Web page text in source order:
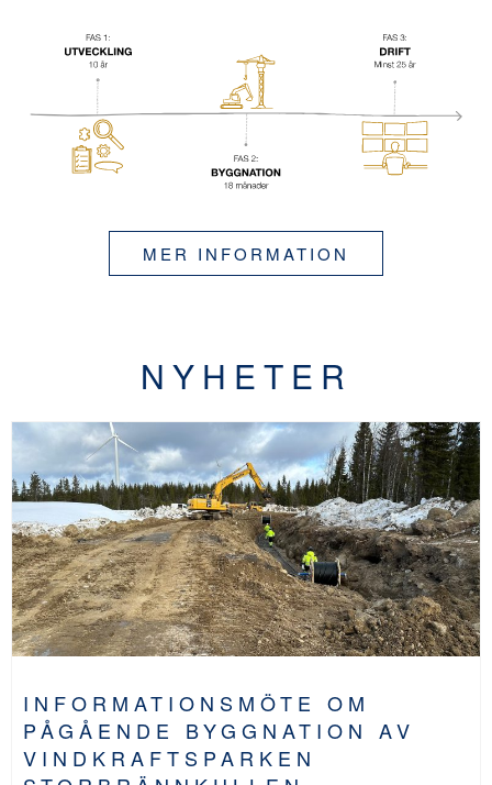
MER INFORMATION
NYHETER
INFORMATIONSMÖTE OM
PÅGÅENDE BYGGNATION AV
VINDKRAFTSPARKEN